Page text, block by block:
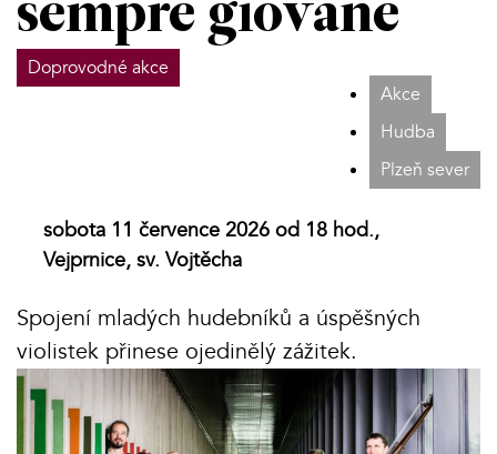
sempre giovane
Doprovodné akce
Akce
Hudba
Plzeň sever
sobota 11 července 2026 od 18 hod.,
Vejprnice, sv. Vojtěcha
Spojení mladých hudebníků a úspěšných
violistek přinese ojedinělý zážitek.